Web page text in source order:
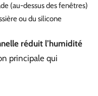
(au-dessus des fenêtres)
ou du silicone
réduit l’humidité
principale qui